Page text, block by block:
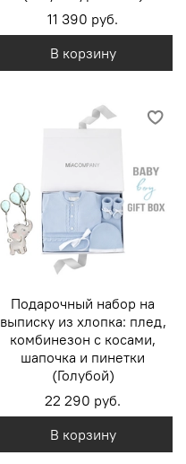
11 390 руб.
В корзину
Подарочный набор на
выписку из хлопка: плед,
комбинезон с косами,
шапочка и пинетки
(Голубой)
22 290 руб.
В корзину